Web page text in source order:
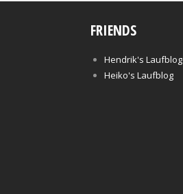
FRIENDS
Hendrik's Laufblog
Heiko's Laufblog